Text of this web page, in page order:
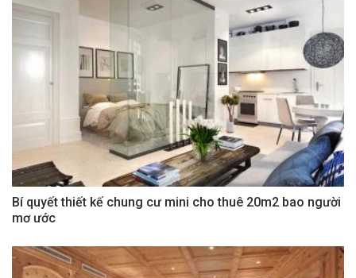
Bí quyết thiết kế chung cư mini cho thuê 20m2 bao người
mơ ước